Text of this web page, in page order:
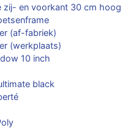
zij- en voorkant 30 cm hoog
(af-fabriek)
(werkplaats)
10 inch
black